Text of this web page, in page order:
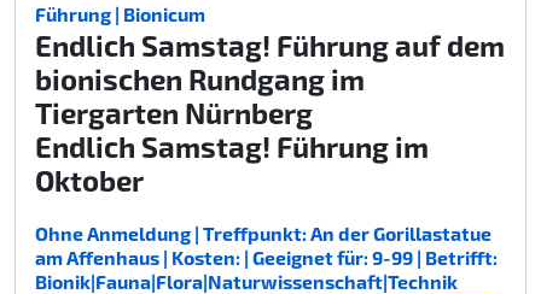
Führung | Bionicum
Endlich Samstag! Führung auf dem
bionischen Rundgang im
Tiergarten Nürnberg
Endlich Samstag! Führung im
Oktober
Ohne Anmeldung | Treffpunkt: An der Gorillastatue
am Affenhaus | Kosten: | Geeignet für: 9-99 | Betrifft:
Bionik|Fauna|Flora|Naturwissenschaft|Technik